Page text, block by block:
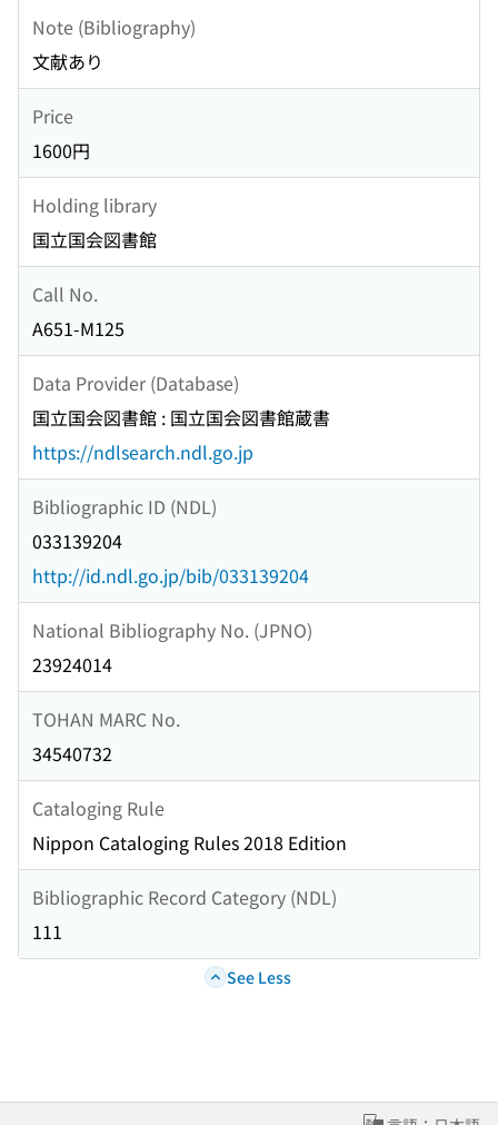
Note (Bibliography)
文献あり
Price
1600円
Holding library
国立国会図書館
Call No.
A651-M125
Data Provider (Database)
国立国会図書館 : 国立国会図書館蔵書
https://ndlsearch.ndl.go.jp
Bibliographic ID (NDL)
033139204
http://id.ndl.go.jp/bib/033139204
National Bibliography No. (JPNO)
23924014
TOHAN MARC No.
34540732
Cataloging Rule
Nippon Cataloging Rules 2018 Edition
Bibliographic Record Category (NDL)
111
See Less